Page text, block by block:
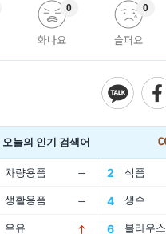
화나요
0
슬퍼요
0